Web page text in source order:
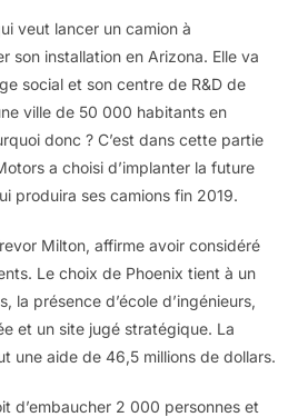
veut lancer un camion à
son installation en Arizona. Elle va
social et son centre de R&D de
ville de 50 000 habitants en
donc ? C’est dans cette partie
a choisi d’implanter la future
produira ses camions fin 2019.
Milton, affirme avoir considéré
Le choix de Phoenix tient à un
la présence d’école d’ingénieurs,
et un site jugé stratégique. La
une aide de 46,5 millions de dollars.
d’embaucher 2 000 personnes et